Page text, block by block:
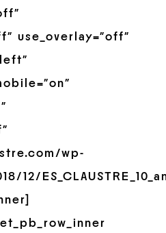
use_overlay=”off”
wp-
12/